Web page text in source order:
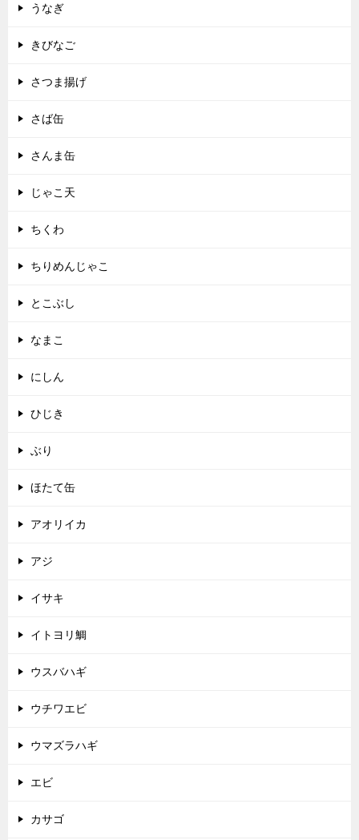
うなぎ
きびなご
さつま揚げ
さば缶
さんま缶
じゃこ天
ちくわ
ちりめんじゃこ
とこぶし
なまこ
にしん
ひじき
ぶり
ほたて缶
アオリイカ
アジ
イサキ
イトヨリ鯛
ウスバハギ
ウチワエビ
ウマズラハギ
エビ
カサゴ